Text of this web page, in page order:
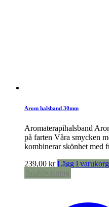
Arom halsband 30mm
Aromaterapihalsband
på farten Våra smycken
kombinerar skönhet med
239,00 kr Lägg i varukorg
Snabbvisning